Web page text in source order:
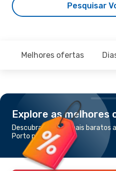
Pesquisar
Melhores ofertas
Explore as melhores
Descubra os voos mais baratos
Porto para Nelspruit